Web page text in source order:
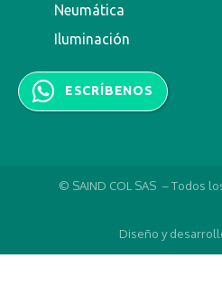
Neumática
Iluminación
ESCRÍBENOS
© SAIND COL SAS – Todos
Diseño y